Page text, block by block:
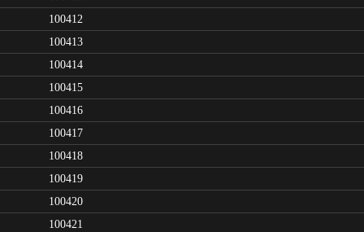
100412
100413
100414
100415
100416
100417
100418
100419
100420
100421